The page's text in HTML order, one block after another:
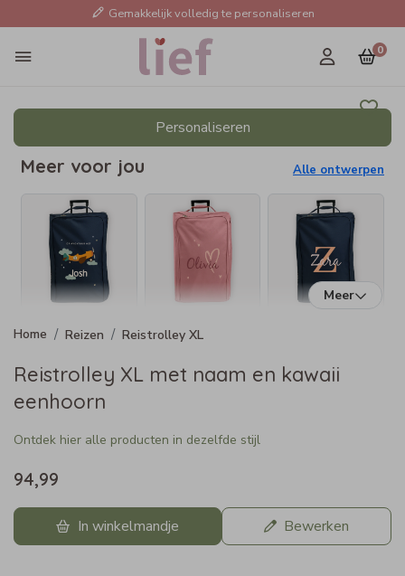
Gemakkelijk volledig te personaliseren
0
Personaliseren
Meer voor jou Alle ontwerpen
Meer
Reizen Reistrolley XL
Reistrolley XL met naam en kawaii
eenhoorn
Ontdek hier alle producten in dezelfde stijl
94,99
In winkelmandje Bewerken